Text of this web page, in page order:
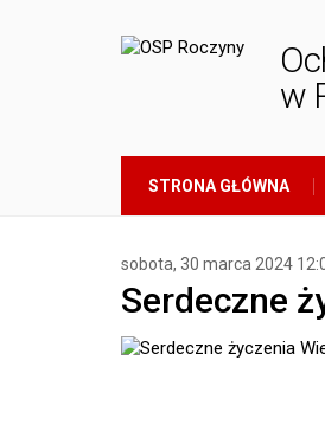
w
STRONA GŁÓWNA
sobota, 30 marca 2024
Serdeczne